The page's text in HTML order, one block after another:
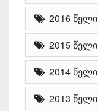
2016 წელი
2015 წელი
2014 წელი
2013 წელი